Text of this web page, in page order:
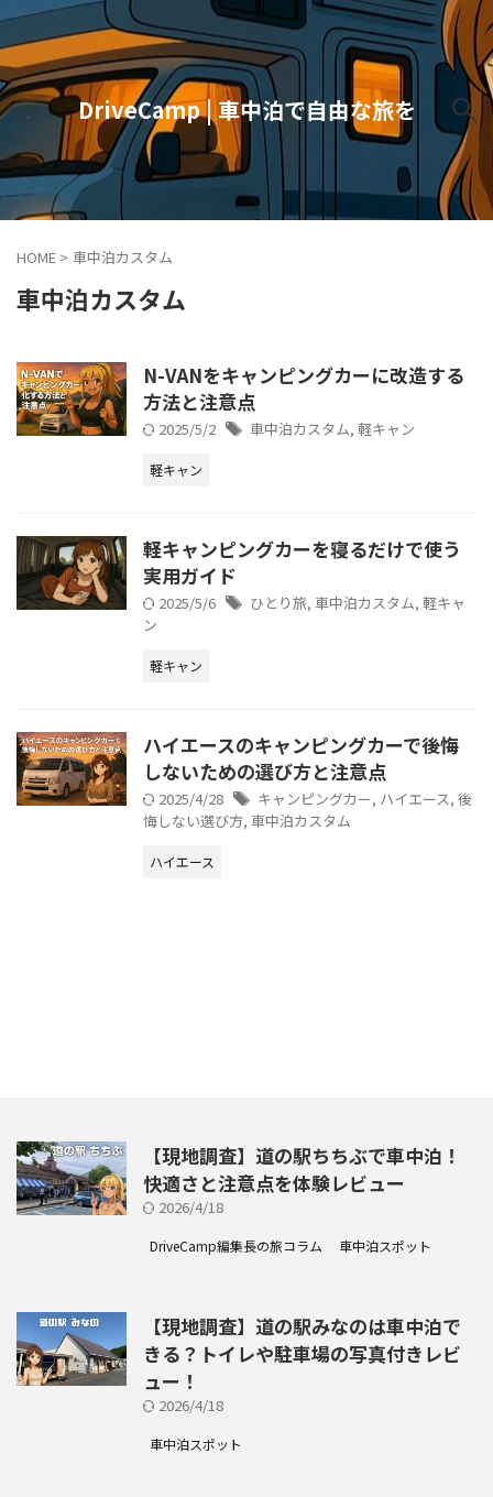
DriveCamp | 車中泊で自由な旅を
HOME > 車中泊カスタム
車中泊カスタム
N-VANをキャンピングカーに改造する
方法と注意点
2025/5/2 車中泊カスタム, 軽キャン
軽キャン
軽キャンピングカーを寝るだけで使う
実用ガイド
2025/5/6 ひとり旅, 車中泊カスタム, 軽キャ
ン
軽キャン
ハイエースのキャンピングカーで後悔
しないための選び方と注意点
2025/4/28 キャンピングカー, ハイエース, 後
悔しない選び方, 車中泊カスタム
ハイエース
【現地調査】道の駅ちちぶで車中泊！
快適さと注意点を体験レビュー
2026/4/18
DriveCamp編集長の旅コラム 車中泊スポット
【現地調査】道の駅みなのは車中泊で
きる？トイレや駐車場の写真付きレビ
ュー！
2026/4/18
車中泊スポット